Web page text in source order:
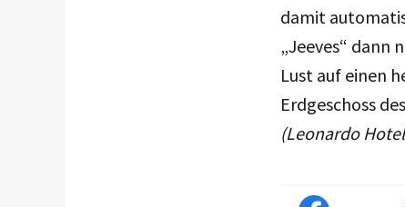
damit
„Jeeves“ dann
Lust auf einen
Erdgeschoss
(Leonardo